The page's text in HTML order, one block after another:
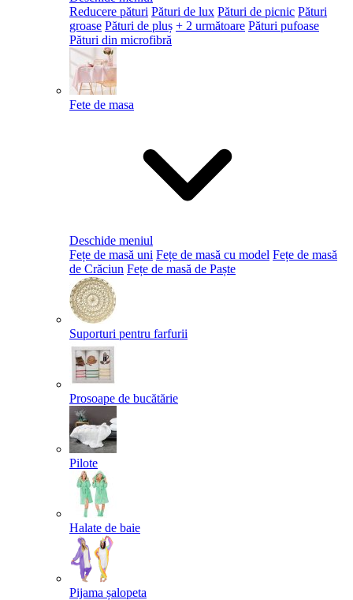
Reducere pături Pături de lux Pături de picnic Pături
groase Pături de pluș + 2 următoare Pături pufoase
Pături din microfibră
Fete de masa
Deschide meniul
Fețe de masă uni Fețe de masă cu model Fețe de masă
de Crăciun Fețe de masă de Paște​
Suporturi pentru farfurii
Prosoape de bucătărie
Pilote
Halate de baie
Pijama șalopeta